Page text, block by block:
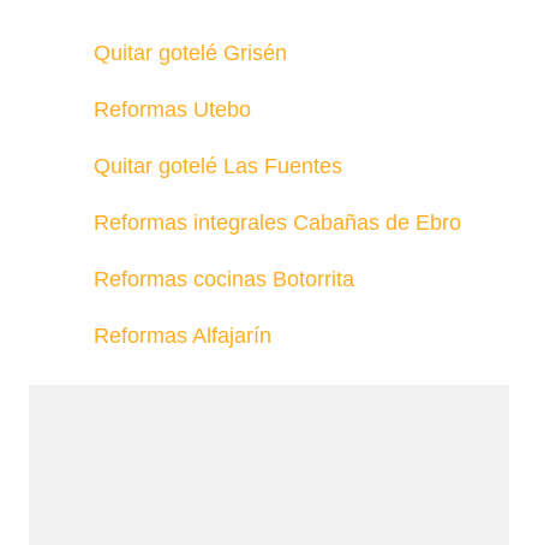
Quitar gotelé Grisén
Reformas Utebo
Quitar gotelé Las Fuentes
Reformas integrales Cabañas de Ebro
Reformas cocinas Botorrita
Reformas Alfajarín